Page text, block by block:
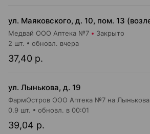
Медвай ООО Аптека №7 Закрыто
37,40 р.
2 шт. обновл. вчера
ул. Лынькова, д. 19
ФармОстров ООО Аптека №7 на Лынькова
39,04 р.
0.9 шт. обновл. в 00:01